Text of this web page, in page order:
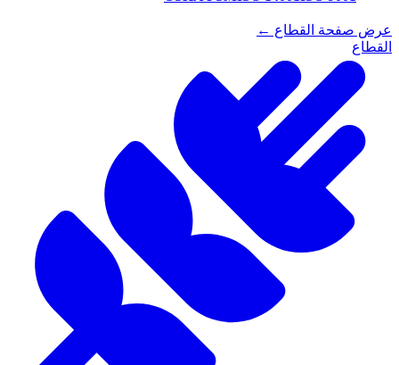
عرض صفحة القطاع ←
القطاع